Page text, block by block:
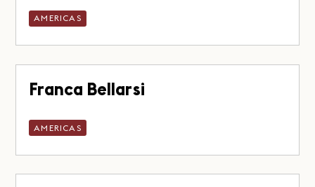
AMERICAS
Franca Bellarsi
AMERICAS